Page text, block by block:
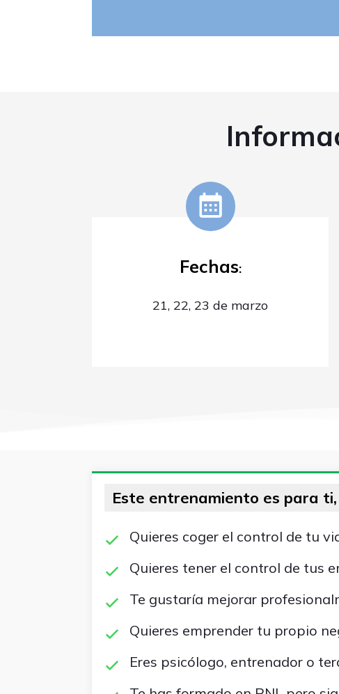
Fechas:
21, 22, 23 de marzo
Este entrenamiento es para ti,
Quieres coger el control de tu
Quieres tener el control de tus
Te gustaría mejorar
Quieres emprender tu propio
Eres psicólogo, entrenador o